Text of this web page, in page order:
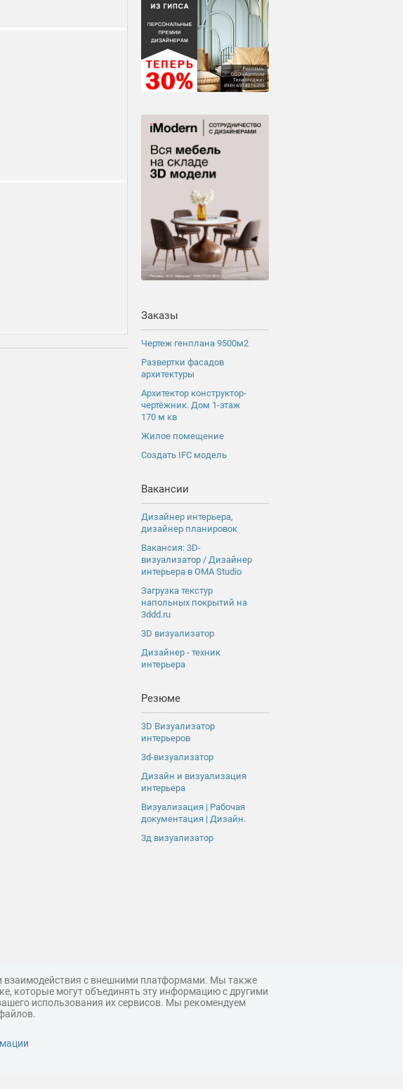
Заказы
Чертеж генплана 9500м2
Развертки фасадов
архитектуры
Архитектор конструктор-
чертёжник. Дом 1-этаж
170 м кв
Жилое помещение
Создать IFC модель
Вакансии
Дизайнер интерьера,
дизайнер планировок
Вакансия: 3D-
визуализатор / Дизайнер
интерьера в OMA Studio
Загрузка текстур
напольных покрытий на
3ddd.ru
3D визуализатор
Дизайнер - техник
интерьера
Резюме
3D Визуализатор
интерьеров
3d-визуализатор
Дизайн и визуализация
интерьера
Визуализация | Рабочая
документация | Дизайн.
3д визуализатор
Топ модель
взаимодействия с внешними платформами. Мы также
которые могут объединять эту информацию с другими
использования их сервисов. Мы рекомендуем